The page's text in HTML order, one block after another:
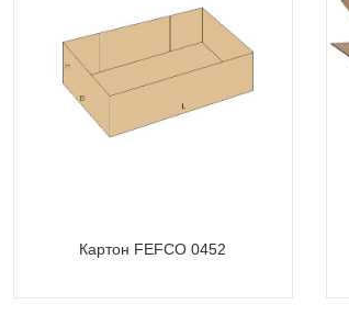
Картон FEFCO 0452